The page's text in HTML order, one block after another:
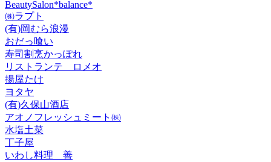
BeautySalon*balance*
㈱ラプト
(有)岡むら浪漫
おだっ喰い
寿司割烹かっぽれ
リストランテ ロメオ
揚屋たけ
ヨタヤ
(有)久保山酒店
アオノフレッシュミート㈱
水塩土菜
丁子屋
いわし料理 善